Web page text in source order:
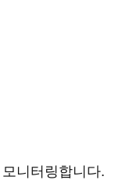
니터링합니다.